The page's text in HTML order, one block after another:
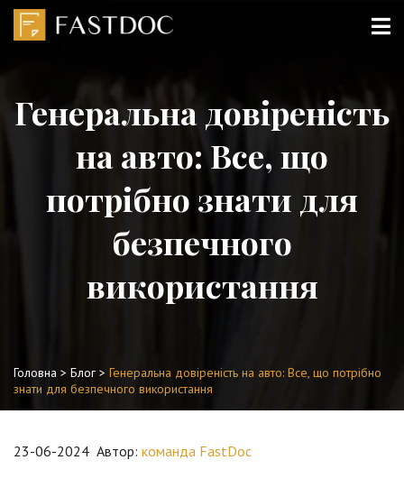
Генеральна довіреність
на авто: Все, що
потрібно знати для
безпечного
використання
Головна > Блог > Генеральна довіреність на авто: Все, що потрібно
знати для безпечного використання
23-06-2024 Автор: команда FastDoc